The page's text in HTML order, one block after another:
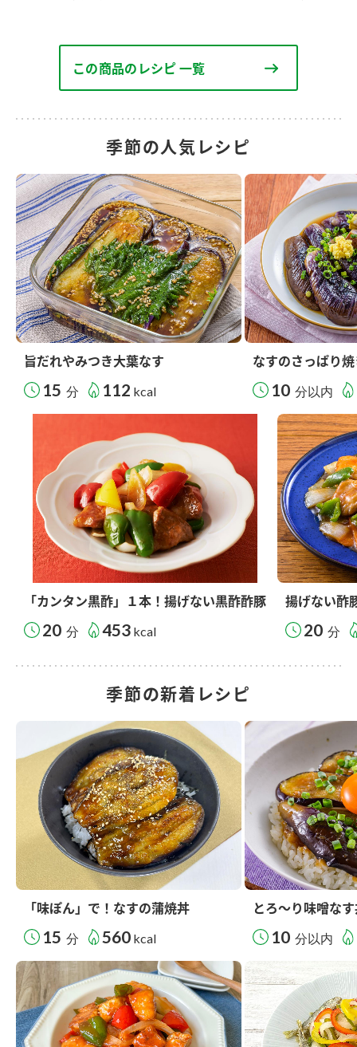
この商品のレシピ 一覧
季節の人気レシピ
旨だれやみつき大葉なす
15 分 112 kcal
なすのさっぱり
10 分以内
「カンタン黒酢」１本！揚げない黒酢酢豚
20 分 453 kcal
揚げない酢
20 分
季節の新着レシピ
「味ぽん」で！なすの蒲焼丼
15 分 560 kcal
とろ～り味噌な
10 分以内